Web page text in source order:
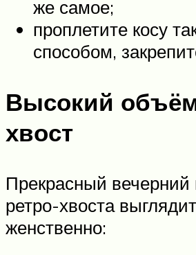
же самое;
проплетите косу
способом,
Высокий
хвост
Прекрасный вечерний
ретро-хвоста
женственно: